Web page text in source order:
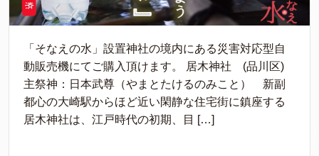
「そなえの水」設置神社の境内にある災害対応型自
動販売機にてご購入頂けます。 居木神社 (品川区)
主祭神：日本武尊（やまとたけるのみこと） 新副
都心の大崎駅からほど近い閑静な住宅街に鎮座する
居木神社は、江戸時代の初期、目 […]